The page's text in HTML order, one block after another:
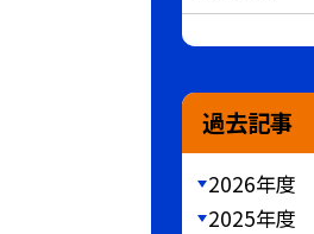
過去記事
2026年度
2025年度